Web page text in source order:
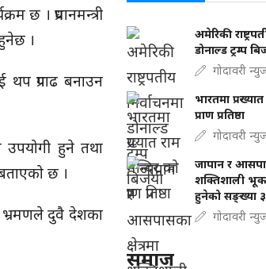
छ । प्रधानमन्त्री
।
प्रगाढ बनाउन
उपयोगी हुने तथा
छ ।
भ्रमणले दुवै देशका
अमेरिकी
डोनाल्ड ट्रम्प
गोदावरी
भारतमा
प्राण प्रतिष्ठा
गोदावरी
जापान र
शक्तिशाली
हुनेको सङ्ख्या
गोदावरी
समाज